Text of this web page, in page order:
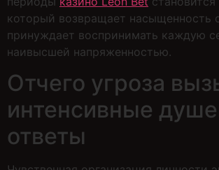
который возвращает насыщенность
принуждает воспринимать каждую
наивысшей напряженностью.
Отчего угроза
интенсивные
ответы